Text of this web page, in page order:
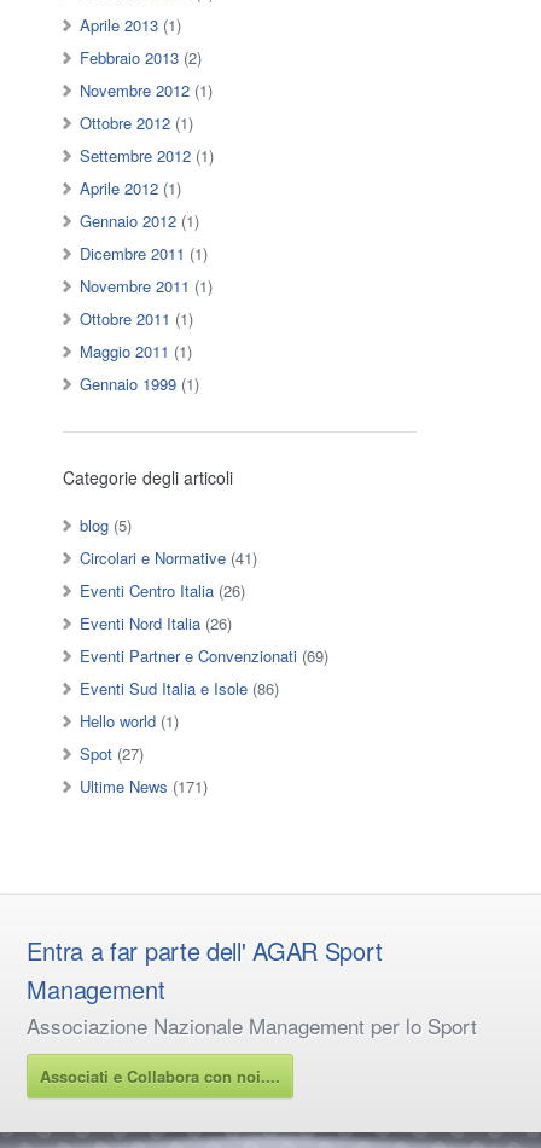
Aprile 2013 (1)
Febbraio 2013 (2)
Novembre 2012 (1)
Ottobre 2012 (1)
Settembre 2012 (1)
Aprile 2012 (1)
Gennaio 2012 (1)
Dicembre 2011 (1)
Novembre 2011 (1)
Ottobre 2011 (1)
Maggio 2011 (1)
Gennaio 1999 (1)
Categorie degli articoli
blog (5)
Circolari e Normative (41)
Eventi Centro Italia (26)
Eventi Nord Italia (26)
Eventi Partner e Convenzionati (69)
Eventi Sud Italia e Isole (86)
Hello world (1)
Spot (27)
Ultime News (171)
Entra a far parte dell' AGAR Sport
Management
Associazione Nazionale Management per lo Sport
Associati e Collabora con noi....